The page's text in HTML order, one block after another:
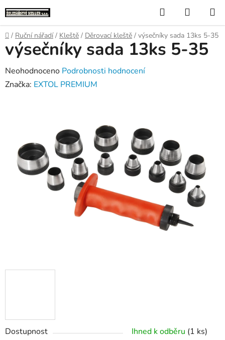
na
obsah
Hledat
KOŠÍK
Domů
/ Ruční nářadí / Kleště / Děrovací kleště / výsečníky sada 13ks 5-35
Dostupnost Ihned k odběru (1 ks)
výsečníky sada 13ks 5-35
Průměrné
hodnocení
hvězdiček.
Neohodnoceno Podrobnosti hodnocení
Značka: EXTOL PREMIUM